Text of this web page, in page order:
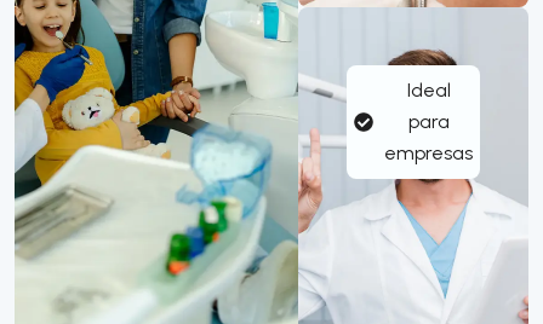
Ideal
para
empresas